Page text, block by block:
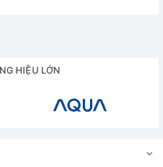
HIỆU LỚN